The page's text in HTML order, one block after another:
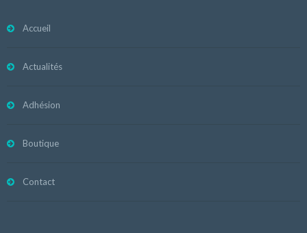
Accueil
Actualités
Adhésion
Boutique
Contact